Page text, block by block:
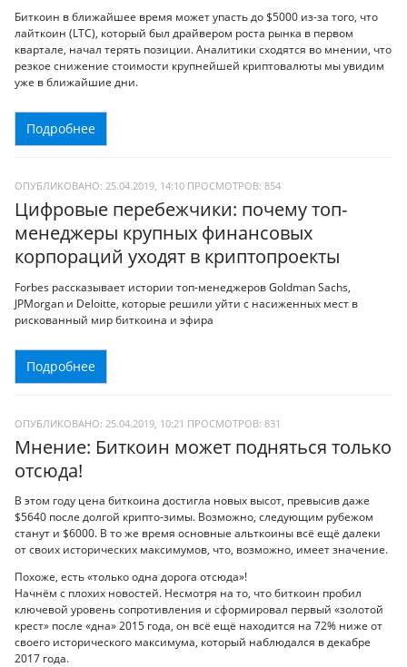
Биткоин в ближайшее время может упасть до $5000 из-за того, что
лайткоин (LTC), который был драйвером роста рынка в первом
квартале, начал терять позиции. Аналитики сходятся во мнении, что
резкое снижение стоимости крупнейшей криптовалюты мы увидим
уже в ближайшие дни.
Подробнее
ОПУБЛИКОВАНО: 25.04.2019, 14:10 ПРОСМОТРОВ: 854
Цифровые перебежчики: почему топ-
менеджеры крупных финансовых
корпораций уходят в криптопроекты
Forbes рассказывает истории топ-менеджеров Goldman Sachs,
JPMorgan и Deloitte, которые решили уйти с насиженных мест в
рискованный мир биткоина и эфира
Подробнее
ОПУБЛИКОВАНО: 25.04.2019, 10:21 ПРОСМОТРОВ: 831
Мнение: Биткоин может подняться только
отсюда!
В этом году цена биткоина достигла новых высот, превысив даже
$5640 после долгой крипто-зимы. Возможно, следующим рубежом
станут и $6000. В то же время основные альткоины всё ещё далеки
от своих исторических максимумов, что, возможно, имеет значение.
Похоже, есть «только одна дорога отсюда»!
Начнём с плохих новостей. Несмотря на то, что биткоин пробил
ключевой уровень сопротивления и сформировал первый «золотой
крест» после «дна» 2015 года, он всё ещё находится на 72% ниже от
своего исторического максимума, который наблюдался в декабре
2017 года.